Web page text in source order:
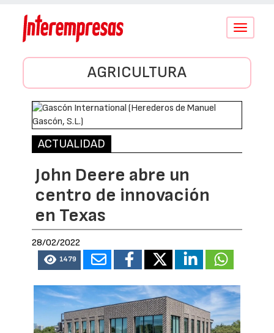
Conmutar
AGRICULTURA
ACTUALIDAD
John Deere abre un
centro de innovación
en Texas
28/02/2022
1479